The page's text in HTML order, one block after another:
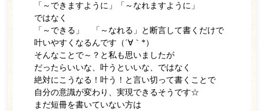
「～できますように」「～なれますように」
ではなく
「～できる」 「～なれる」と断言して書くだけで
叶いやすくなるんです（´∀｀*）
そんなことで～？と私も思いましたが
だったらいいな、叶うといいな、ではなく
絶対にこうなる！叶う！と言い切って書くことで
自分の意識が変わり、実現できるそうです☆
まだ短冊を書いていない方は
アクセス・診療時間
お知らせ一覧
WEB予約
電話をかける